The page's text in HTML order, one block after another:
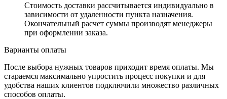
Стоимость доставки рассчитывается индивидуально в
зависимости от удаленности пункта назначения.
Окончательный расчет суммы производят менеджеры
при оформлении заказа.
Варианты оплаты
После выбора нужных товаров приходит время оплаты. Мы
стараемся максимально упростить процесс покупки и для
удобства наших клиентов подключили множество различных
способов оплаты.